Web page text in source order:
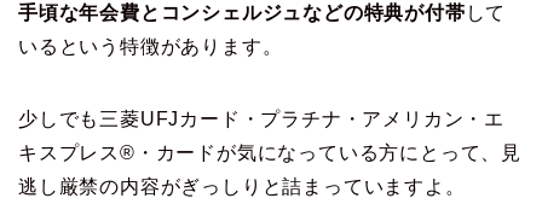
手頃な年会費とコンシェルジュなどの特典が付帯 して
いるという特徴があります。
少しでも三菱UFJカード・プラチナ・アメリカン・エ
キスプレス®・カードが気になっている方にとって、見
逃し厳禁の内容がぎっしりと詰まっていますよ。